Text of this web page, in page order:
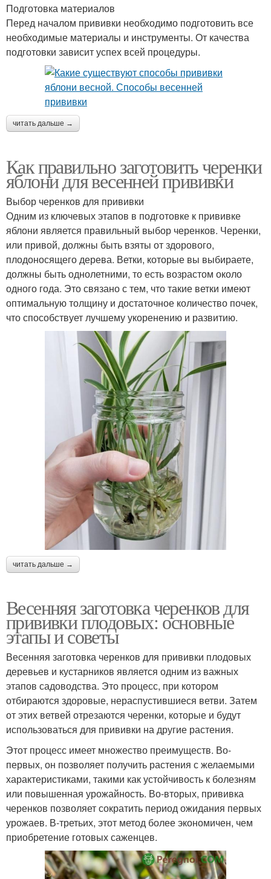
Подготовка материалов
Перед началом прививки необходимо подготовить все
необходимые материалы и инструменты. От качества
подготовки зависит успех всей процедуры.
читать дальше →
Как правильно заготовить черенки
яблони для весенней прививки
Выбор черенков для прививки
Одним из ключевых этапов в подготовке к прививке
яблони является правильный выбор черенков. Черенки,
или привой, должны быть взяты от здорового,
плодоносящего дерева. Ветки, которые вы выбираете,
должны быть однолетними, то есть возрастом около
одного года. Это связано с тем, что такие ветки имеют
оптимальную толщину и достаточное количество почек,
что способствует лучшему укоренению и развитию.
читать дальше →
Весенняя заготовка черенков для
прививки плодовых: основные
этапы и советы
Весенняя заготовка черенков для прививки плодовых
деревьев и кустарников является одним из важных
этапов садоводства. Это процесс, при котором
отбираются здоровые, нераспустившиеся ветви. Затем
от этих ветвей отрезаются черенки, которые и будут
использоваться для прививки на другие растения.
Этот процесс имеет множество преимуществ. Во-
первых, он позволяет получить растения с желаемыми
характеристиками, такими как устойчивость к болезням
или повышенная урожайность. Во-вторых, прививка
черенков позволяет сократить период ожидания первых
урожаев. В-третьих, этот метод более экономичен, чем
приобретение готовых саженцев.